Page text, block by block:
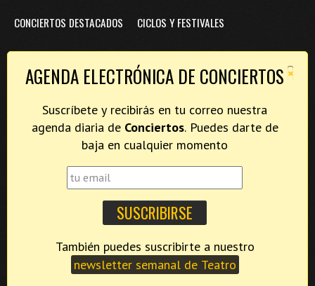
CONCIERTOS DESTACADOS CICLOS Y FESTIVALES
×
AGENDA ELECTRÓNICA DE CONCIERTOS
Suscríbete y recibirás en tu correo nuestra
agenda diaria de Conciertos. Puedes darte de
baja en cualquier momento
newsletter semanal de Teatro